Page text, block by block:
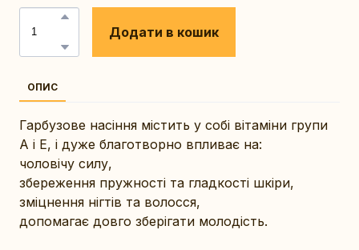
Додати в кошик
ОПИС
Гарбузове насіння містить у собі вітаміни групи
А і Е, і дуже благотворно впливає на:
чоловічу силу,
збереження пружності та гладкості шкіри,
зміцнення нігтів та волосся,
допомагає довго зберігати молодість.